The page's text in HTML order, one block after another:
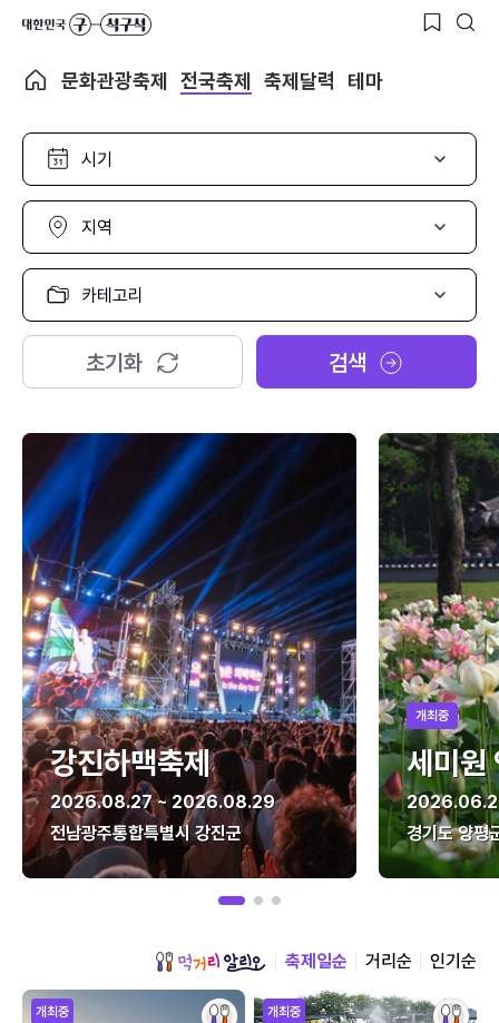
문화관광축제 전국축제 축제달력 테마
시
선
택
지
선
택
카
고
리
택
초기화 검색
강진하맥축제
2026.08.27 ~ 2026.08.29
전남광주통합특별시 강진군
개최중
세미원
경기도 양평
축제일순 거리순 인기순
개최중 개최중